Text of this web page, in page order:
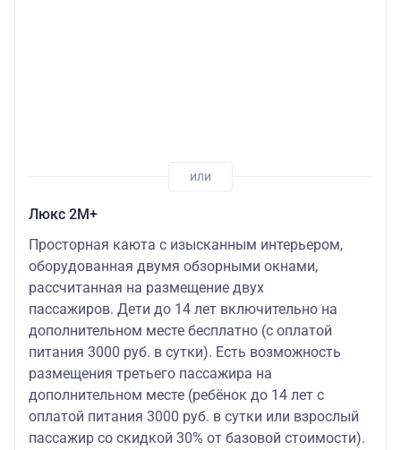
Люкс 2М+
Просторная каюта с изысканным интерьером,
оборудованная двумя обзорными окнами,
рассчитанная на размещение двух
пассажиров. Дети до 14 лет включительно на
дополнительном месте бесплатно (с оплатой
питания 3000 руб. в сутки). Есть возможность
размещения третьего пассажира на
дополнительном месте (ребёнок до 14 лет с
оплатой питания 3000 руб. в сутки или взрослый
пассажир со скидкой 30% от базовой стоимости).